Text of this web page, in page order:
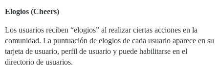
Elogios (Cheers)
Los usuarios reciben “elogios” al realizar ciertas acciones en la
comunidad. La puntuación de elogios de cada usuario aparece en su
tarjeta de usuario, perfil de usuario y puede habilitarse en el
directorio de usuarios.